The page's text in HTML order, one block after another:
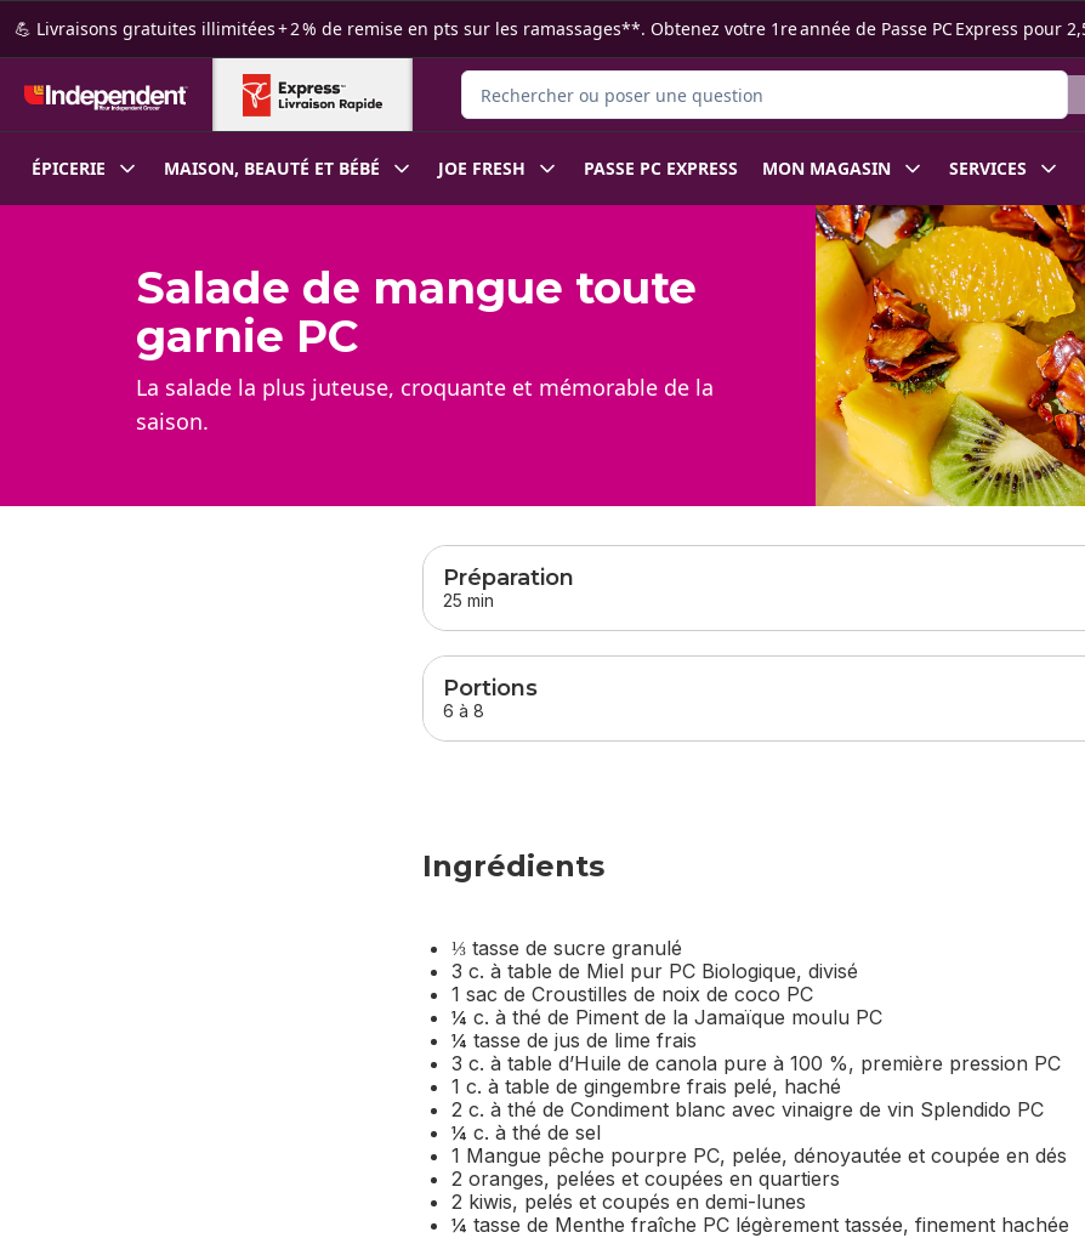
Passer au contenu principal
Passer au pied de page
💪 Livraisons gratuites illimitées + 2 % de remise en pts sur les ramassages**. Obtenez votre 1re année de Passe PC Express pour
Rechercher des produits
ÉPICERIE MAISON, BEAUTÉ ET BÉBÉ JOE FRESH PASSE PC EXPRESS MON MAGASIN SERVICES
Salade de mangue toute
garnie PC
La salade la plus juteuse, croquante et mémorable de la
saison.
sauter
Préparation
25 min
Portions
6 à 8
Ingrédients
⅓ tasse de sucre granulé
3 c. à table de Miel pur PC Biologique, divisé
1 sac de Croustilles de noix de coco PC
¼ c. à thé de Piment de la Jamaïque moulu PC
¼ tasse de jus de lime frais
3 c. à table d’Huile de canola pure à 100 %, première pression PC
1 c. à table de gingembre frais pelé, haché
2 c. à thé de Condiment blanc avec vinaigre de vin Splendido PC
¼ c. à thé de sel
1 Mangue pêche pourpre PC, pelée, dénoyautée et coupée en dés
2 oranges, pelées et coupées en quartiers
2 kiwis, pelés et coupés en demi-lunes
¼ tasse de Menthe fraîche PC légèrement tassée, finement hachée